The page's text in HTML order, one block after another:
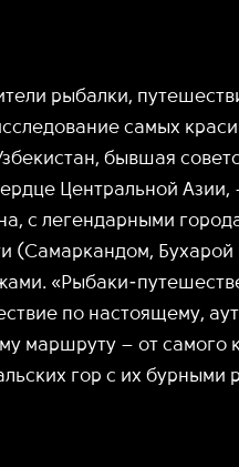
рыбалки,
самых
бывшая
Центральной Азии,
с легендарными
(Самаркандом, Бухарой
«Рыбаки-
по настоящему,
маршруту – от самого
гор с их бурными